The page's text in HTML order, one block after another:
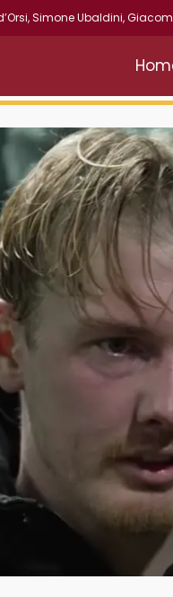
,Simone Ubaldini,